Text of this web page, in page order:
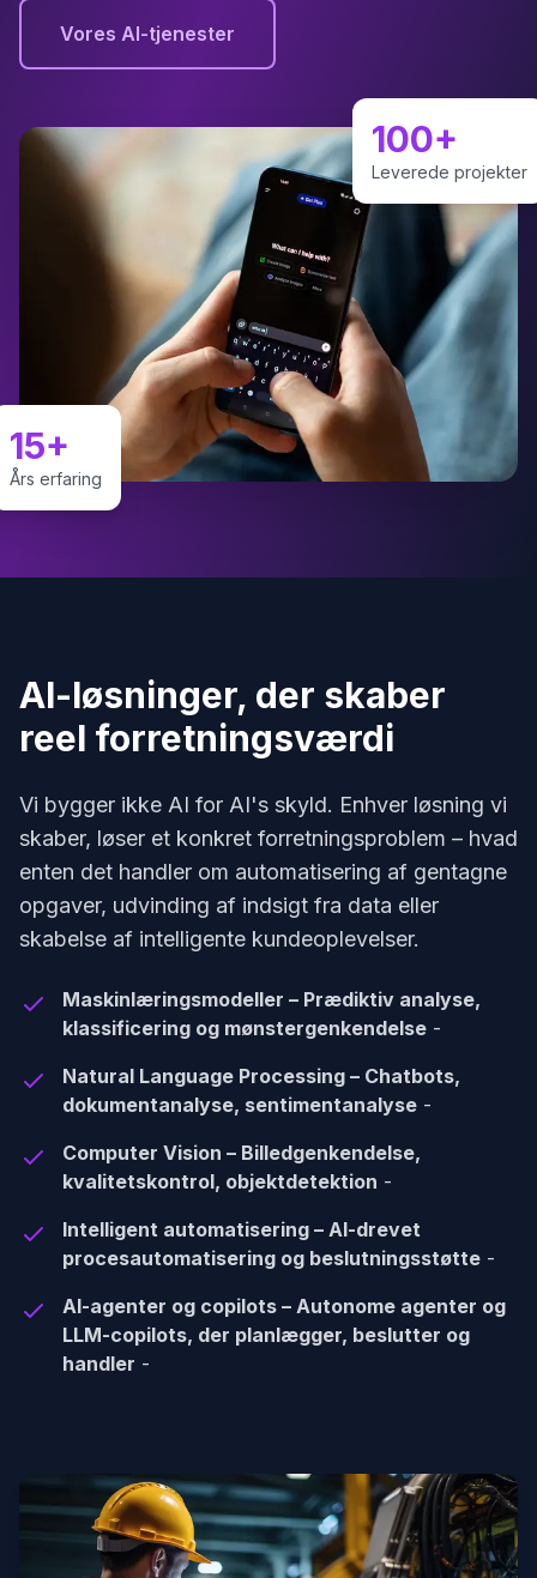
Vores AI-tjenester
15+
Års erfaring
100+
Leverede projekter
AI-løsninger, der skaber
reel forretningsværdi
Vi bygger ikke AI for AI's skyld. Enhver løsning vi
skaber, løser et konkret forretningsproblem – hvad
enten det handler om automatisering af gentagne
opgaver, udvinding af indsigt fra data eller
skabelse af intelligente kundeoplevelser.
Maskinlæringsmodeller – Prædiktiv analyse,
klassificering og mønstergenkendelse -
Natural Language Processing – Chatbots,
dokumentanalyse, sentimentanalyse -
Computer Vision – Billedgenkendelse,
kvalitetskontrol, objektdetektion -
Intelligent automatisering – AI-drevet
procesautomatisering og beslutningsstøtte -
AI-agenter og copilots – Autonome agenter og
LLM-copilots, der planlægger, beslutter og
handler -